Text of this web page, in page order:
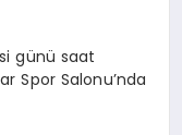
günü saat
Spor Salonu’nda